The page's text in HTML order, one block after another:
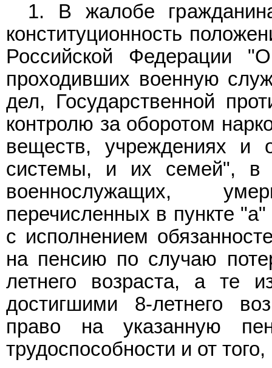
1. В жалобе
конституционность
Российской Федерации
проходивших военную
дел, Государственной
контролю за оборотом
веществ, учреждениях и
системы, и их семей", в
военнослужащих,
перечисленных в пункте "а"
с исполнением
на пенсию по случаю
летнего возраста, а те
достигшими 8-летнего
право на указанную
трудоспособности и от